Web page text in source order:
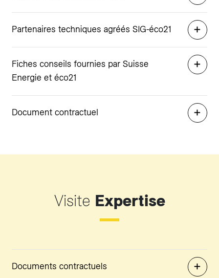
Partenaires techniques agréés SIG-éco21
Fiches conseils fournies par Suisse
Energie et éco21
Document contractuel
Visite Expertise
Documents contractuels